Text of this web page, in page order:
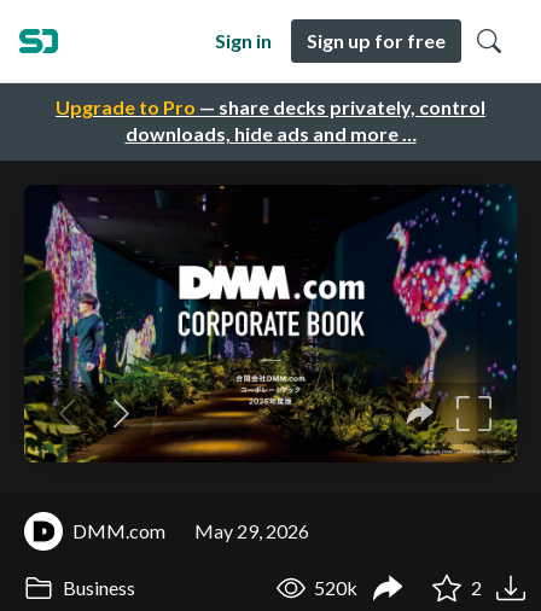
Upgrade to Pro — share decks privately, control
downloads, hide ads and more …
Sign in Sign up for free
DMM.com May 29, 2026
Business 520k 2